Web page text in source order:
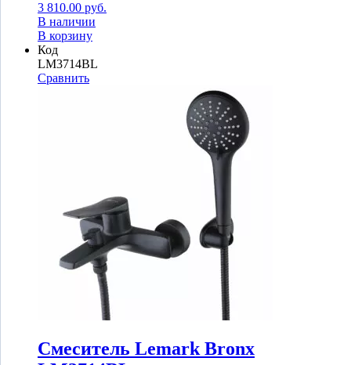
3 810.00 руб.
В наличии
В корзину
Код
LM3714BL
Сравнить
Смеситель Lemark Bronx